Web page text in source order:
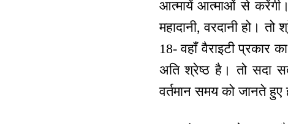
आत्मायें आत्माओं से करेंगी।
महादानी, वरदानी हो।
18- वहाँ वैराइटी प्रकार
अति श्रेष्ठ है। तो सदा
वर्तमान समय को जानते